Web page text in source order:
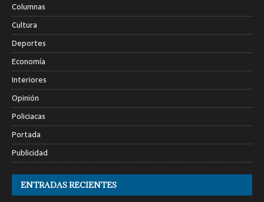
Columnas
Cultura
Deportes
Economía
Interiores
Opinión
Policiacas
Portada
Publicidad
ENTRADAS RECIENTES